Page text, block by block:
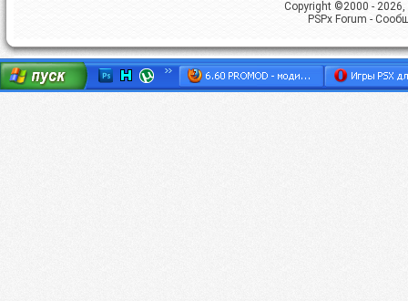
Copyright ©2000 -
PSPx Forum -